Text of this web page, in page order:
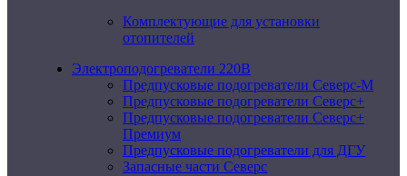
Комплектующие для установки
отопителей
Электроподогреватели 220В
Предпусковые подогреватели Северс-М
Предпусковые подогреватели Северс+
Предпусковые подогреватели Северс+
Премиум
Предпусковые подогреватели для ДГУ
Запасные части Северс